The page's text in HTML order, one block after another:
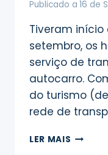
Publicado a 16 de
Tiveram início
setembro, os
serviço de
autocarro.
do turismo
rede de
LER MAIS SERVIÇO